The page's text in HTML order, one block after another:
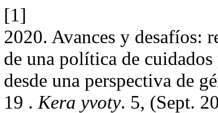
[1]
2020. Avances y desafíos:
de una política de
desde una perspectiva de
19 . Kera yvoty. 5, (Sept.